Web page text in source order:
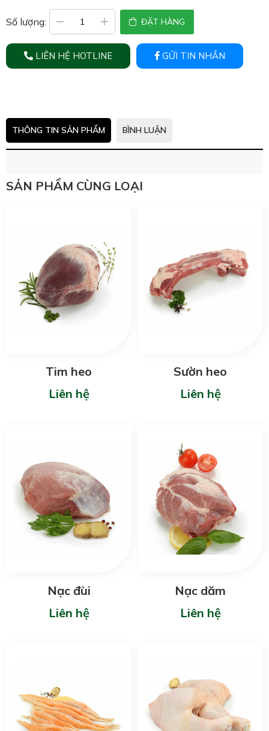
Số lượng: ĐẶT HÀNG
LIÊN HỆ HOTLINE GỬI TIN NHẮN
THÔNG TIN SẢN PHẨM BÌNH LUẬN
SẢN PHẨM CÙNG LOẠI
Tim heo
Liên hệ
Sườn heo
Liên hệ
Nạc đùi
Liên hệ
Nạc dăm
Liên hệ